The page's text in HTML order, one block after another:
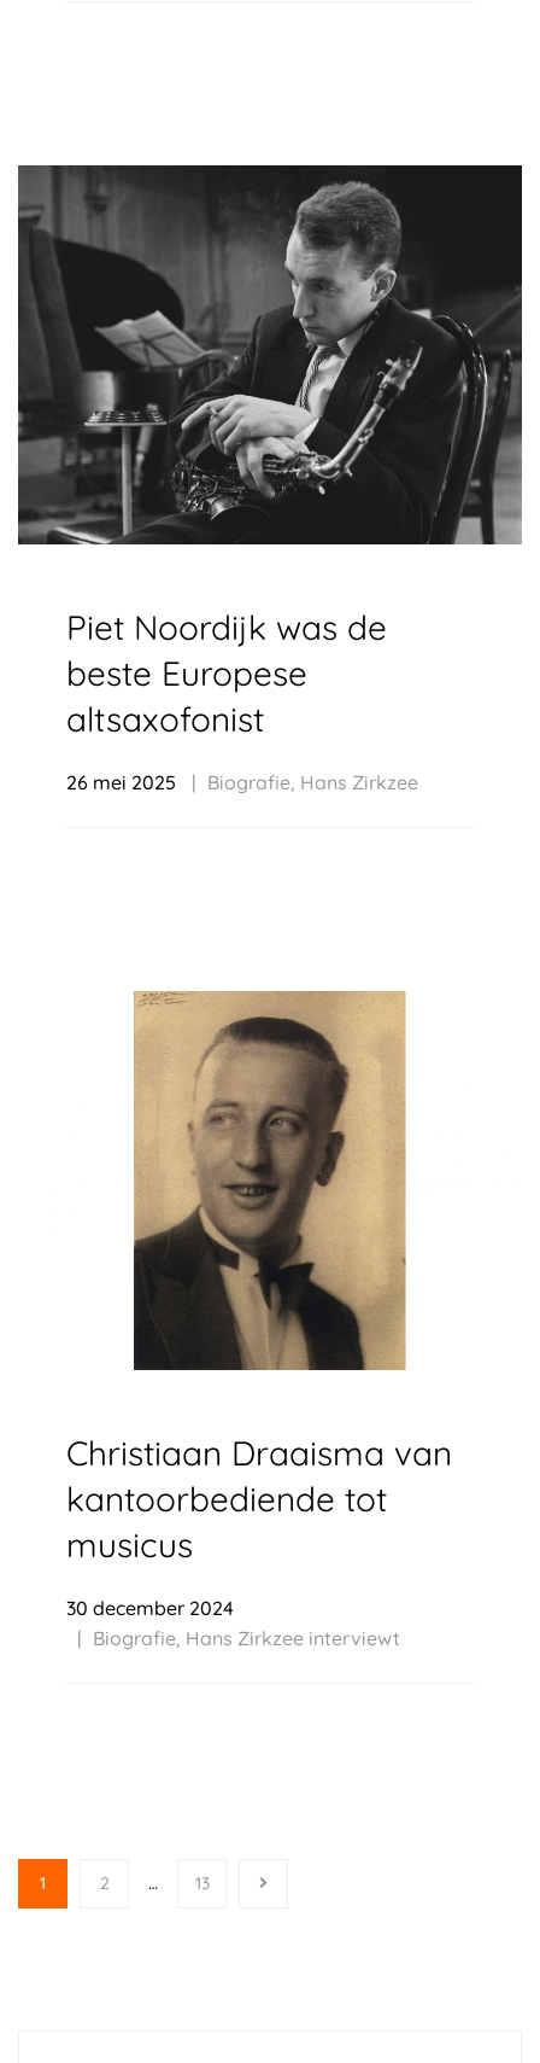
Piet Noordijk was de
beste Europese
altsaxofonist
26 mei 2025 Biografie Hans Zirkzee
Christiaan Draaisma van
kantoorbediende tot
musicus
30 december 2024
Biografie Hans Zirkzee interviewt
1 2 … 13